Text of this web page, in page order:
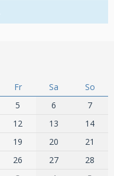
Fr Sa
So
5 6
7
12 13
14
19 20
21
26 27
28